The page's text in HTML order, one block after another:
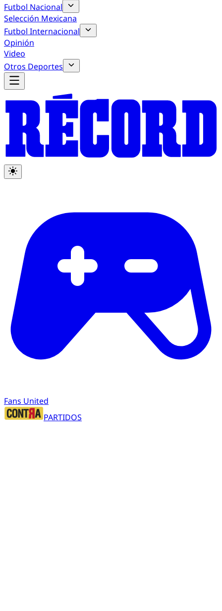
Futbol Nacional
Selección Mexicana
Futbol Internacional
Opinión
Video
Otros Deportes
Fans United
PARTIDOS